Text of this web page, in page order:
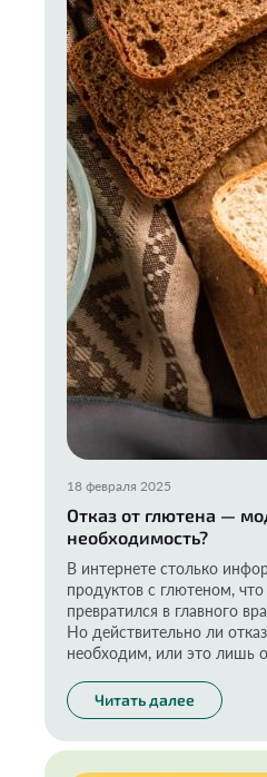
18 февраля 2025
Отказ от глютена —
необходимость?
В интернете столько
продуктов с глютеном,
превратился в главного
Но действительно ли
необходим, или это лишь
Читать далее